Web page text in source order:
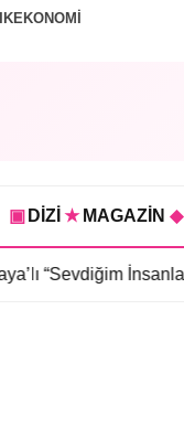
EKONOMİ
▣ DİZİ ★ MAGAZİN ◆
“Sevdiğim İnsanlar”